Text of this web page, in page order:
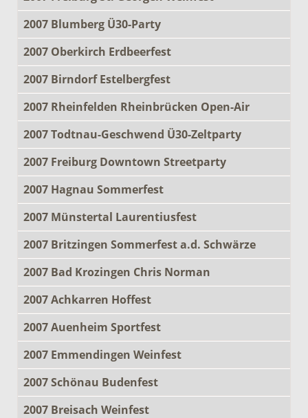
2007 Blumberg Ü30-Party
2007 Oberkirch Erdbeerfest
2007 Birndorf Estelbergfest
2007 Rheinfelden Rheinbrücken Open-Air
2007 Todtnau-Geschwend Ü30-Zeltparty
2007 Freiburg Downtown Streetparty
2007 Hagnau Sommerfest
2007 Münstertal Laurentiusfest
2007 Britzingen Sommerfest a.d. Schwärze
2007 Bad Krozingen Chris Norman
2007 Achkarren Hoffest
2007 Auenheim Sportfest
2007 Emmendingen Weinfest
2007 Schönau Budenfest
2007 Breisach Weinfest